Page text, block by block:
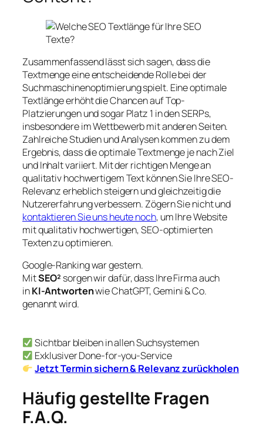
Zusammenfassend lässt sich sagen, dass die
Textmenge eine entscheidende Rolle bei der
Suchmaschinenoptimierung spielt. Eine optimale
Textlänge erhöht die Chancen auf Top-
Platzierungen und sogar Platz 1 in den SERPs,
insbesondere im Wettbewerb mit anderen Seiten.
Zahlreiche Studien und Analysen kommen zu dem
Ergebnis, dass die optimale Textmenge je nach Ziel
und Inhalt variiert. Mit der richtigen Menge an
qualitativ hochwertigem Text können Sie Ihre SEO-
Relevanz erheblich steigern und gleichzeitig die
Nutzererfahrung verbessern. Zögern Sie nicht und
kontaktieren Sie uns heute noch, um Ihre Website
mit qualitativ hochwertigen, SEO-optimierten
Texten zu optimieren.
Google-Ranking war gestern.
MitSEO² sorgen wir dafür, dass Ihre Firma auch
inKI-Antwortenwie ChatGPT, Gemini & Co.
genannt wird.
Sichtbar bleiben in allen Suchsystemen
Exklusiver Done-for-you-Service
Jetzt Termin sichern & Relevanz zurückholen
Häufig gestellte Fragen
F.A.Q.